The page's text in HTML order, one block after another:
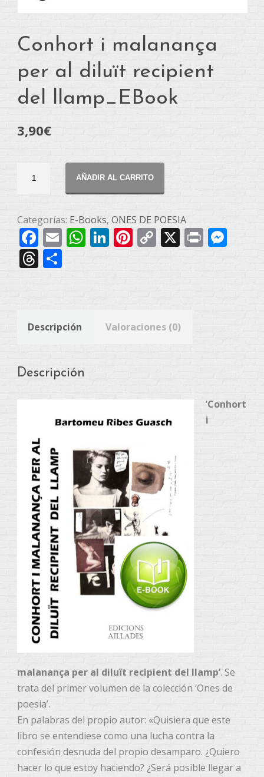
Conhort i malanança
per al diluït recipient
del llamp_EBook
3,90€
per
al
diluït
recipient
AÑADIR AL CARRITO
Categorías: E-Books, ONES DE POESIA
Facebook
EmailWhatsApp
LinkedIn
Pinterest
Copy
X Print
Threads
Descripción Valoraciones (0)
Descripción
‘Conhort
i
malanança per al diluït recipient del llamp’. Se
trata del primer volumen de la colección ‘Ones de
poesia’.
En palabras del propio autor: «Quisiera que este
libro se entendiese como una lucha contra la
confesión desnuda del propio desamparo. ¿Quiero
hacer lo que estoy haciendo? ¿Será posible llegar a